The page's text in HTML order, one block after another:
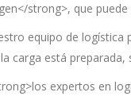
strong>, que
equipo de
carga está
expertos en